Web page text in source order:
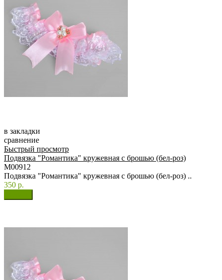
в закладки
сравнение
Быстрый просмотр
Подвязка "Романтика" кружевная с брошью (бел-роз)
М00912
Подвязка "Романтика" кружевная с брошью (бел-роз) ..
350 р.